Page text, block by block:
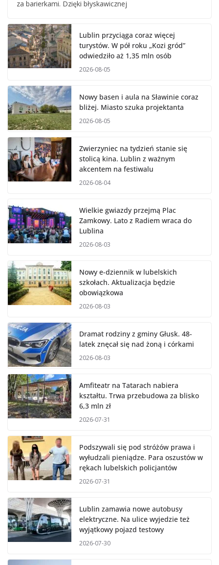
za barierkami. Dzięki błyskawicznej
Lublin przyciąga coraz więcej
turystów. W pół roku „Kozi gród”
odwiedziło aż 1,35 mln osób
2026-08-05
Nowy basen i aula na Sławinie coraz
bliżej. Miasto szuka projektanta
2026-08-05
Zwierzyniec na tydzień stanie się
stolicą kina. Lublin z ważnym
akcentem na festiwalu
2026-08-04
Wielkie gwiazdy przejmą Plac
Zamkowy. Lato z Radiem wraca do
Lublina
2026-08-03
Nowy e-dziennik w lubelskich
szkołach. Aktualizacja będzie
obowiązkowa
2026-08-03
Dramat rodziny z gminy Głusk. 48-
latek znęcał się nad żoną i córkami
2026-08-03
Amfiteatr na Tatarach nabiera
kształtu. Trwa przebudowa za blisko
6,3 mln zł
2026-07-31
Podszywali się pod stróżów prawa i
wyłudzali pieniądze. Para oszustów w
rękach lubelskich policjantów
2026-07-31
Lublin zamawia nowe autobusy
elektryczne. Na ulice wyjedzie też
wyjątkowy pojazd testowy
2026-07-30